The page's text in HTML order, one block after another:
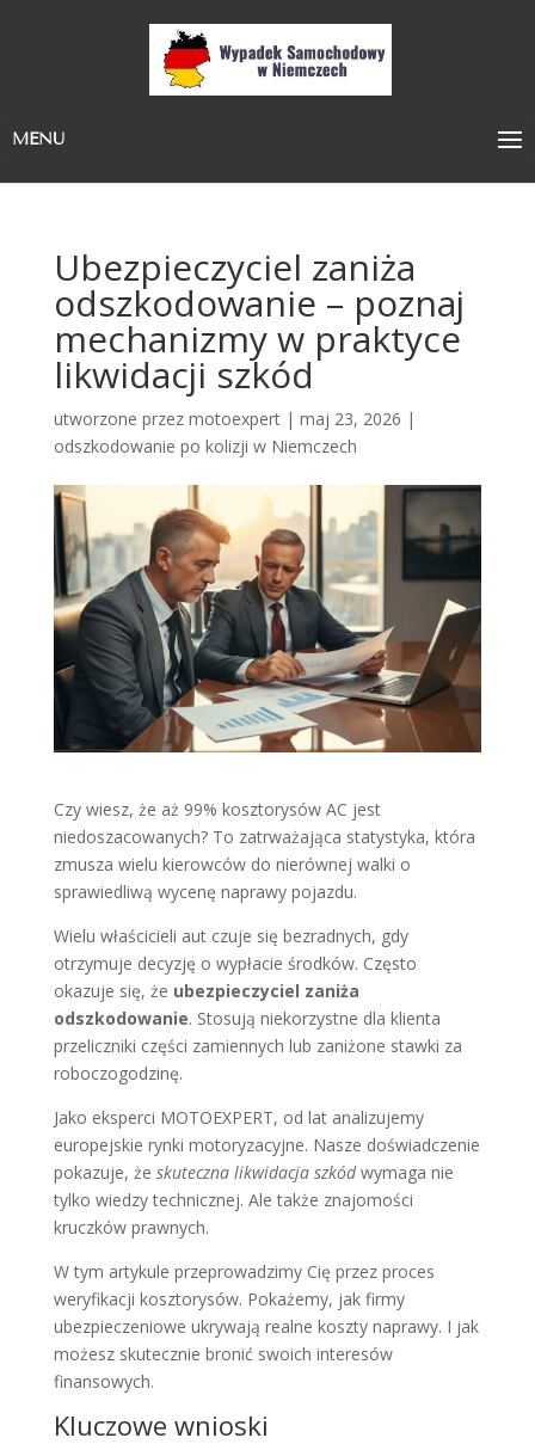
MENU
Ubezpieczyciel zaniża
odszkodowanie – poznaj
mechanizmy w praktyce
likwidacji szkód
utworzone przez motoexpert| maj 23, 2026 |
odszkodowanie po kolizji w Niemczech
Czy wiesz, że aż 99% kosztorysów AC jest
niedoszacowanych? To zatrważająca statystyka, która
zmusza wielu kierowców do nierównej walki o
sprawiedliwą wycenę naprawy pojazdu.
Wielu właścicieli aut czuje się bezradnych, gdy
otrzymuje decyzję o wypłacie środków. Często
okazuje się, że ubezpieczyciel zaniża
odszkodowanie. Stosują niekorzystne dla klienta
przeliczniki części zamiennych lub zaniżone stawki za
roboczogodzinę.
Jako eksperci MOTOEXPERT, od lat analizujemy
europejskie rynki motoryzacyjne. Nasze doświadczenie
pokazuje, że skuteczna likwidacja szkódwymaga nie
tylko wiedzy technicznej. Ale także znajomości
kruczków prawnych.
W tym artykule przeprowadzimy Cię przez proces
weryfikacji kosztorysów. Pokażemy, jak firmy
ubezpieczeniowe ukrywają realne koszty naprawy. I jak
możesz skutecznie bronić swoich interesów
finansowych.
Kluczowe wnioski